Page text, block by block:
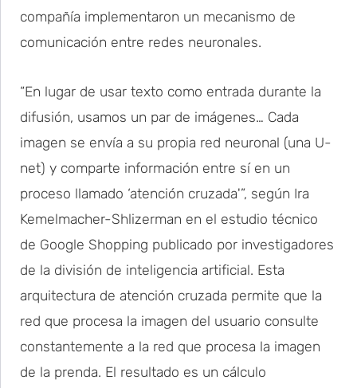
compañía implementaron un mecanismo de
comunicación entre redes neuronales.
“En lugar de usar texto como entrada durante la
difusión, usamos un par de imágenes… Cada
imagen se envía a su propia red neuronal (una U-
net) y comparte información entre sí en un
proceso llamado ‘atención cruzada'”, según Ira
Kemelmacher-Shlizerman en el estudio técnico
de Google Shopping publicado por investigadores
de la división de inteligencia artificial. Esta
arquitectura de atención cruzada permite que la
red que procesa la imagen del usuario consulte
constantemente a la red que procesa la imagen
de la prenda. El resultado es un cálculo